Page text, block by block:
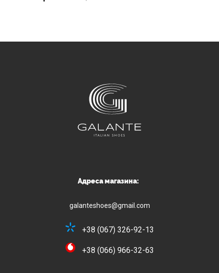
Адреса магазина:
galanteshoes@gmail.com
+38 (067) 326-92-13
+38 (066) 966-32-63